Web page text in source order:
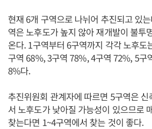
현재 6개 구역으로 나뉘어 추진되고 있
역은 노후도가 높지 않아 재개발이 불투
온다. 1구역부터 6구역까지 각각 노후도
구역 68%, 3구역 78%, 4구역 72%, 5구
8%다.
추진위원회 관계자에 따르면 5구역은 신
서 노후도가 낮아질 가능성이 있으므로
찾는다면 1~4구역에서 찾는 것이 좋다.